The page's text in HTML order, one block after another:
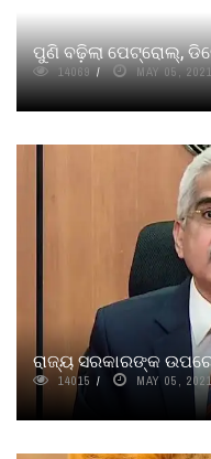
ପୁଣି ବଢ଼ିଲା ପେଟ୍ରୋଲ୍‌,
14069 MAY 05, 2021
ରାଜ୍ୟ ସରକାରଙ୍କ
14015 MAY 05,